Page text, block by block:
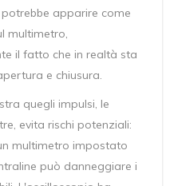
apparire come
multimetro,
il fatto che in realtà sta
e chiusura.
quegli impulsi, le
evita rischi potenziali:
multimetro impostato
può danneggiare i